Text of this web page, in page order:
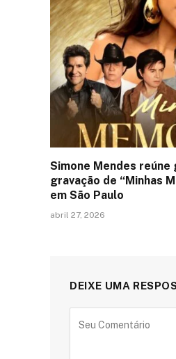
Simone Mendes
gravação de “Minhas
em São Paulo
abril 27, 2026
DEIXE UMA